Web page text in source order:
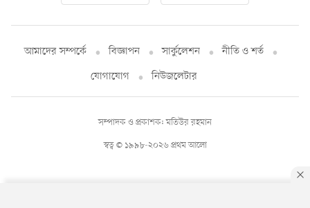
আমাদের সম্পর্কে বিজ্ঞাপন সার্কুলেশন
নীতি ও শর্ত
যোগাযোগ
নিউজলেটার
স্বত্ব © ১৯৯৮-২০২৬ প্রথম আলো
সম্পাদক ও প্রকাশক: মতিউর রহমান